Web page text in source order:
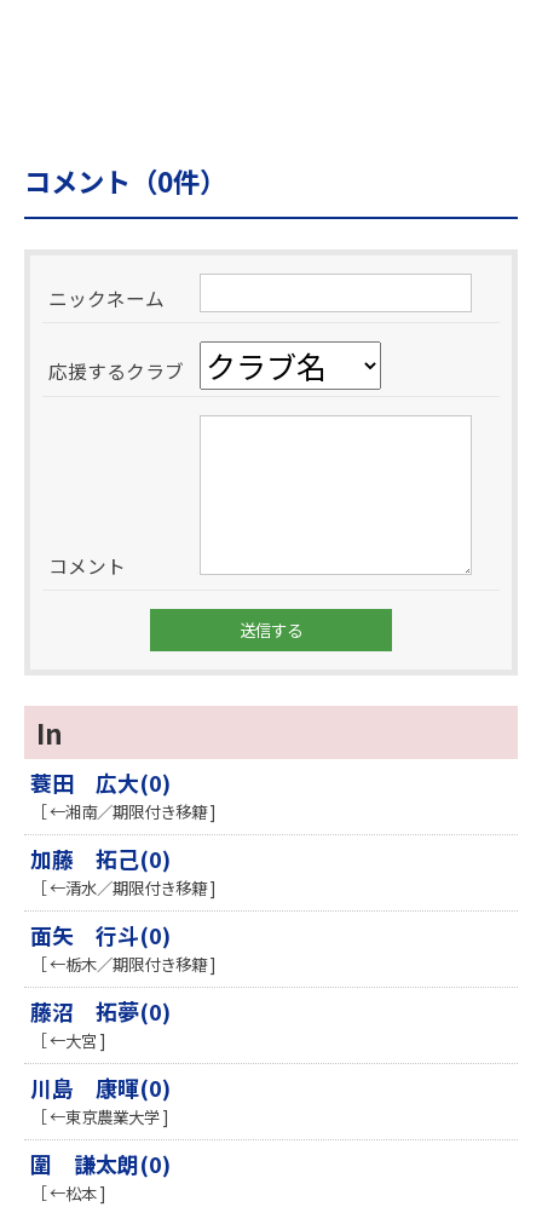
コメント（0件）
ニックネーム
応援するクラブ
コメント
In
蓑田 広大(0)
［ ←湘南／期限付き移籍 ]
加藤 拓己(0)
［ ←清水／期限付き移籍 ]
面矢 行斗(0)
［ ←栃木／期限付き移籍 ]
藤沼 拓夢(0)
［ ←大宮 ]
川島 康暉(0)
［ ←東京農業大学 ]
圍 謙太朗(0)
［ ←松本 ]